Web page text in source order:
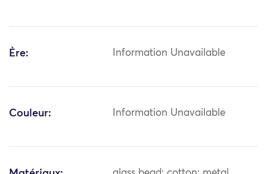
Ère: Information Unavailable
Couleur: Information Unavailable